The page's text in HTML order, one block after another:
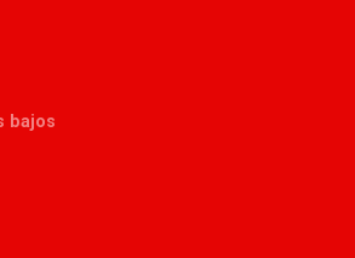
bajos